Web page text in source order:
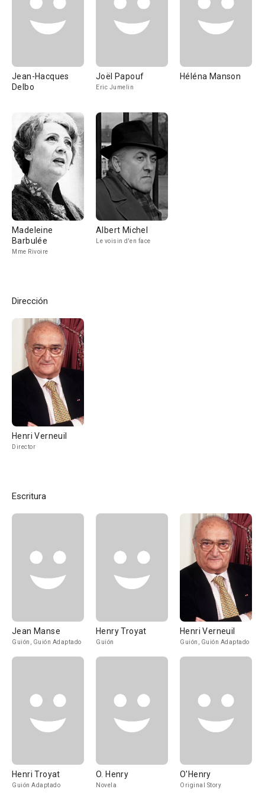
Jean-Hacques
Delbo
Joël Papouf
Eric Jumelin
Héléna Manson
Madeleine
Barbulée
Mme Rivoire
Albert Michel
Le voisin d'en face
Dirección
Henri Verneuil
Director
Escritura
Jean Manse
Guión, Guión Adaptado
Henry Troyat
Guión
Henri Verneuil
Guión, Guión Adaptado
Henri Troyat
Guión Adaptado
O. Henry
Novela
O'Henry
Original Story